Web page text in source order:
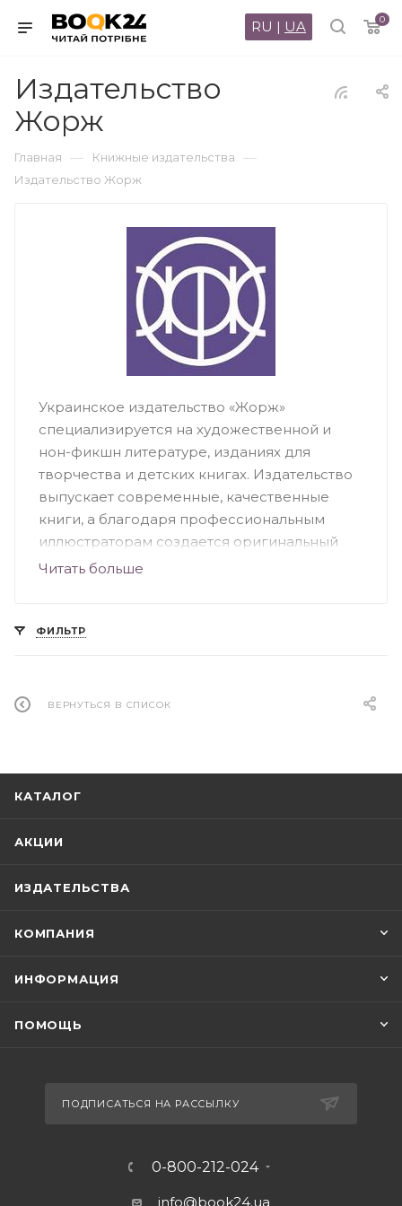
0
RU | UA
Издательство
Жорж
Главная — Книжные издательства —
Издательство Жорж
Украинское издательство «Жорж»
специализируется на художественной и
нон-фикшн литературе, изданиях для
творчества и детских книгах. Издательство
выпускает современные, качественные
книги, а благодаря профессиональным
иллюстраторам создается оригинальный
дизайн. Большую часть ассортимента
издания, среди которых можно выделить
нас», «Як створити власну країну»,
Читать больше
ФИЛЬТР
ВЕРНУТЬСЯ В СПИСОК
КАТАЛОГ
АКЦИИ
ИЗДАТЕЛЬСТВА
КОМПАНИЯ
ИНФОРМАЦИЯ
ПОМОЩЬ
ПОДПИСАТЬСЯ НА РАССЫЛКУ
0-800-212-024
info@book24.ua